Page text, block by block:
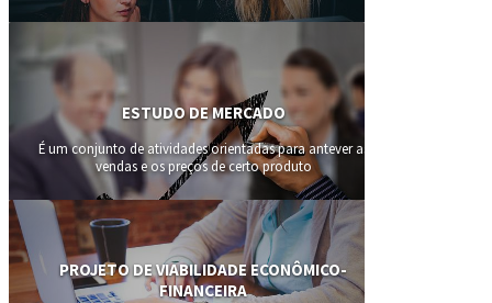
ESTUDO DE MERCADO
É um conjunto de atividades orientadas para antever as
vendas e os preços de certo produto
PROJETO DE VIABILIDADE ECONÔMICO-
FINANCEIRA